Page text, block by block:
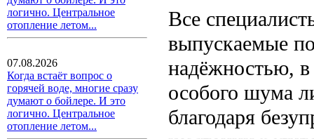
логично. Центральное
отопление летом...
07.08.2026
Когда встаёт вопрос о
горячей воде, многие сразу
думают о бойлере. И это
логично. Центральное
отопление летом...
Все
выпускаемые
надёжностью, в
особого шума
благодаря